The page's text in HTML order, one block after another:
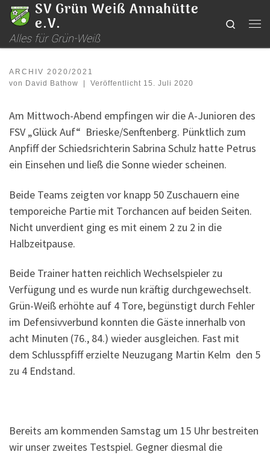
Zum Inhalt springen
SV Grün Weiß Annahütte
e.V.
Alles für Grün-Weiß
Search
ARCHIV 2020/2021
von David Bathow Veröffentlicht 15. Juli 2020
Am Mittwoch-Abend empfingen wir die A-Junioren des
FSV „Glück Auf“ Brieske/Senftenberg. Pünktlich zum
Anpfiff der Schiedsrichterin Sabrina Schulz hatte Petrus
ein Einsehen und ließ die Sonne wieder scheinen.
Beide Teams zeigten vor knapp 50 Zuschauern eine
temporeiche Partie mit Torchancen auf beiden Seiten.
Nicht unverdient ging es mit einem 2 zu 2 in die
Halbzeitpause.
Beide Trainer hatten reichlich Wechselspieler zu
Verfügung und es wurde nun kräftig durchgewechselt.
Grün-Weiß erhöhte auf 4 Tore, begünstigt durch Fehler
im Defensivverbund konnten die Gäste innerhalb von
acht Minuten (76., 84.) wieder ausgleichen. Fast mit
dem Schlusspfiff erzielte Neuzugang Martin Kelm den 5
zu 4 Endstand.
Bereits am kommenden Samstag um 15 Uhr bestreiten
wir unser zweites Testspiel. Gegner diesmal die